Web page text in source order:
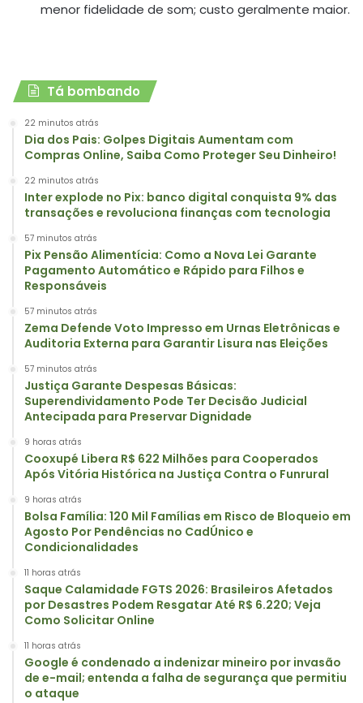
menor fidelidade de som; custo geralmente maior.
Tá bombando
22 minutos atrás
Dia dos Pais: Golpes Digitais Aumentam com
Compras Online, Saiba Como Proteger Seu Dinheiro!
22 minutos atrás
Inter explode no Pix: banco digital conquista 9% das
transações e revoluciona finanças com tecnologia
57 minutos atrás
Pix Pensão Alimentícia: Como a Nova Lei Garante
Pagamento Automático e Rápido para Filhos e
Responsáveis
57 minutos atrás
Zema Defende Voto Impresso em Urnas Eletrônicas e
Auditoria Externa para Garantir Lisura nas Eleições
57 minutos atrás
Justiça Garante Despesas Básicas:
Superendividamento Pode Ter Decisão Judicial
Antecipada para Preservar Dignidade
9 horas atrás
Cooxupé Libera R$ 622 Milhões para Cooperados
Após Vitória Histórica na Justiça Contra o Funrural
9 horas atrás
Bolsa Família: 120 Mil Famílias em Risco de Bloqueio em
Agosto Por Pendências no CadÚnico e
Condicionalidades
11 horas atrás
Saque Calamidade FGTS 2026: Brasileiros Afetados
por Desastres Podem Resgatar Até R$ 6.220; Veja
Como Solicitar Online
11 horas atrás
Google é condenado a indenizar mineiro por invasão
de e-mail; entenda a falha de segurança que permitiu
o ataque